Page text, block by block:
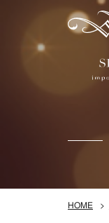
HOME